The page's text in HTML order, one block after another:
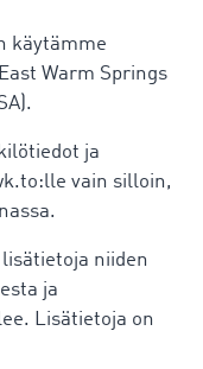
käytämme
Warm Springs
ja
vain silloin,
niiden
ja
Lisätietoja on